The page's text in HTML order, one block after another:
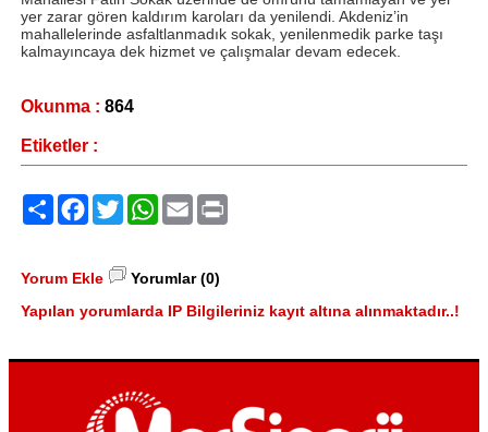
yer zarar gören kaldırım karoları da yenilendi. Akdeniz’in
mahallelerinde asfaltlanmadık sokak, yenilenmedik parke taşı
kalmayıncaya dek hizmet ve çalışmalar devam edecek.
Okunma : 864
Etiketler :
PaylaşFacebook
TwitterWhatsApp
Email
Yorum Ekle
Yorumlar (0)
Yapılan yorumlarda IP Bilgileriniz kayıt altına alınmaktadır..!